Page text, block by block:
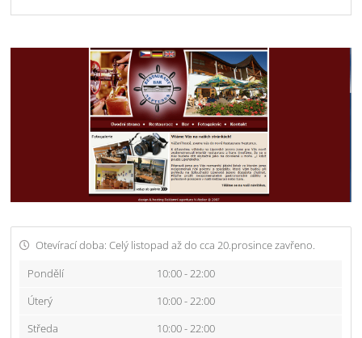
Otevírací doba: Celý listopad až do cca 20.prosince zavřeno.
Pondělí
10:00 - 22:00
Úterý
10:00 - 22:00
Středa
10:00 - 22:00